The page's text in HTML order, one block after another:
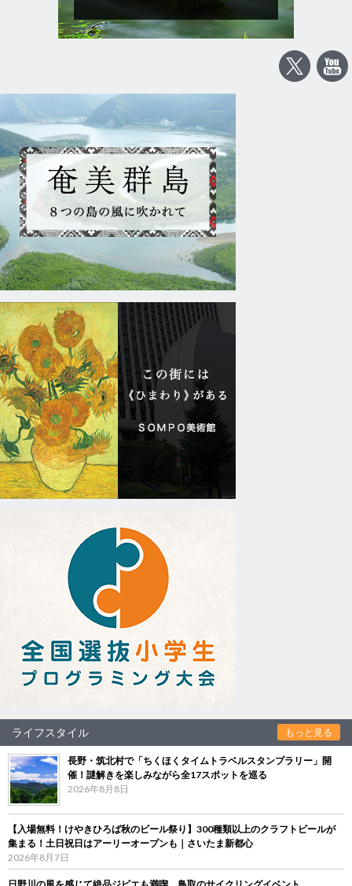
ライフスタイル もっと見る
長野・筑北村で「ちくほくタイムトラベルスタンプラリー」開
催！謎解きを楽しみながら全17スポットを巡る
2026年8月8日
【入場無料！けやきひろば秋のビール祭り】300種類以上のクラフトビールが
集まる！土日祝日はアーリーオープンも｜さいたま新都心
2026年8月7日